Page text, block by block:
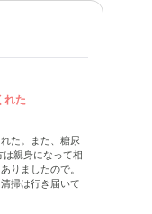
れた
た。また、糖尿
親身になって相
りましたので。
掃は行き届いて